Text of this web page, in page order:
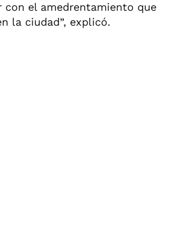
con el amedrentamiento que
la ciudad”, explicó.